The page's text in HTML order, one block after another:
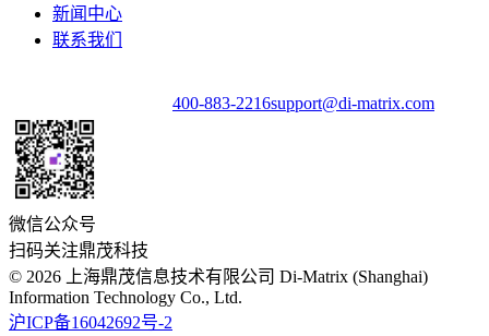
新闻中心
联系我们
400-883-2216support@di-matrix.com
微信公众号
扫码关注鼎茂科技
© 2026 上海鼎茂信息技术有限公司 Di-Matrix (Shanghai)
Information Technology Co., Ltd.
沪ICP备16042692号-2